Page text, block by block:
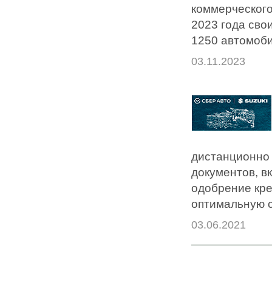
2023 года
1250
03.11.2023
документов,
одобрение
оптимальную
03.06.2021